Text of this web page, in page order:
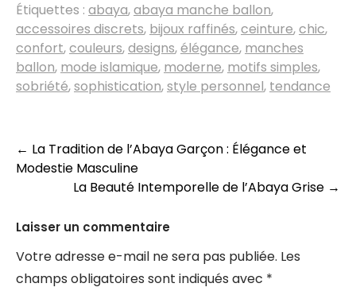
Étiquettes : abaya,abaya manche ballon,
accessoires discrets, bijoux raffinés,ceinture,chic,
confort,couleurs,designs,élégance, manches
ballon, mode islamique, moderne, motifs simples,
sobriété,sophistication,style personnel, tendance
Navigation
des
← La Tradition de l’Abaya Garçon : Élégance et
Modestie Masculine
La Beauté Intemporelle de l’Abaya Grise →
Laisser un commentaire
Votre adresse e-mail ne sera pas publiée. Les
champs obligatoires sont indiqués avec *